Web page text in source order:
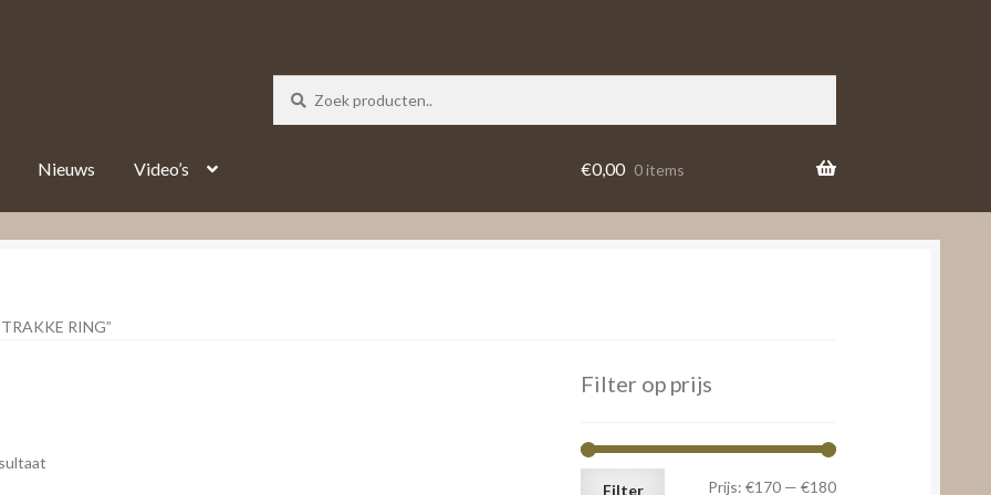
Nieuws Video’s €0,00 0 items
RING”
Filter op prijs
Min.
Max.
Filter Prijs: €170— €180